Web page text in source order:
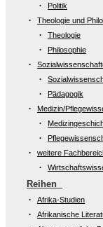
Politik
Theologie und
Theologie
Philosophie
Pädagogik
Medizin/
weitere
Reihen
Afrika-Studien
Afrikanische